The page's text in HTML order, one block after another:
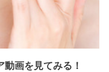
画を見てみる！